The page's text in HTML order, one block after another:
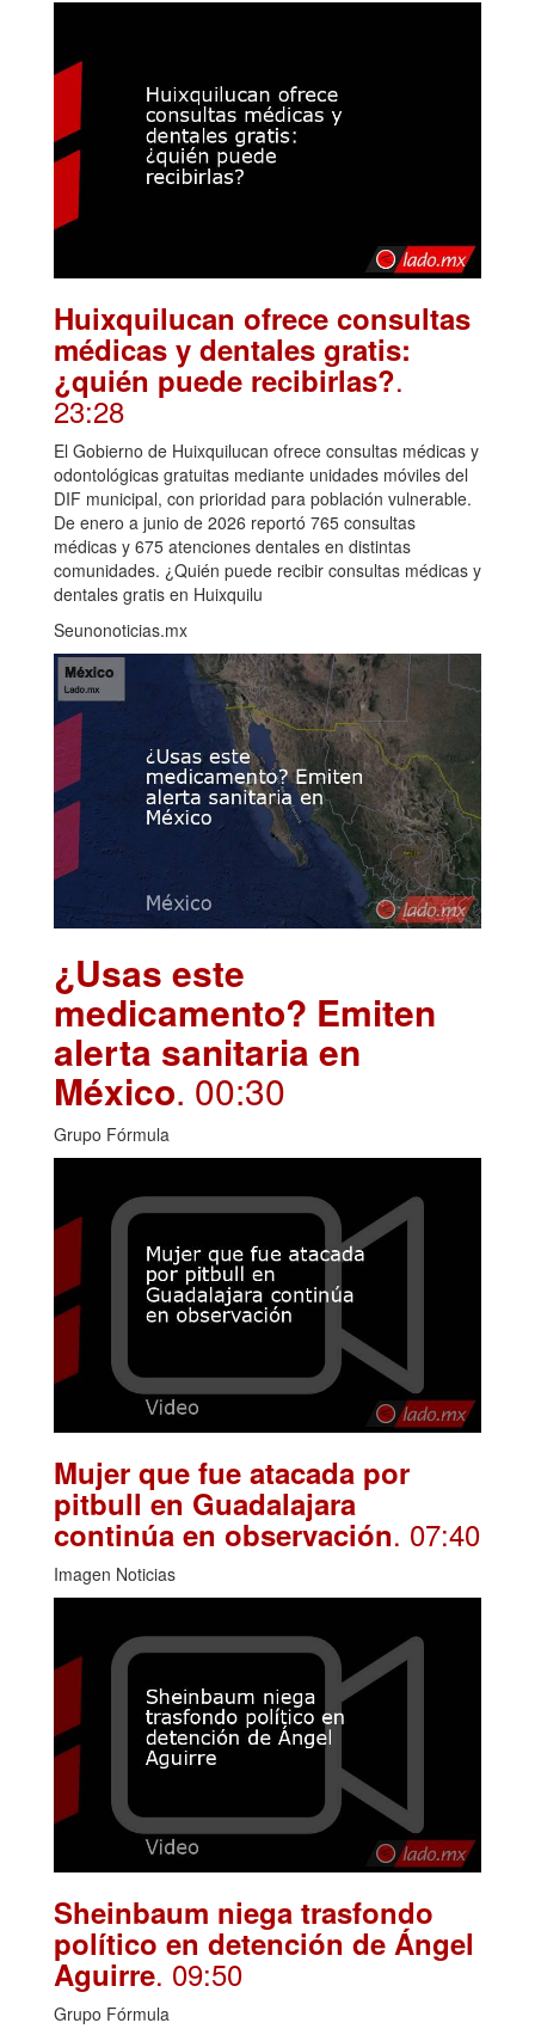
Huixquilucan ofrece consultas
médicas y dentales gratis:
¿quién puede recibirlas?.
23:28
El Gobierno de Huixquilucan ofrece consultas médicas y
odontológicas gratuitas mediante unidades móviles del
DIF municipal, con prioridad para población vulnerable.
De enero a junio de 2026 reportó 765 consultas
médicas y 675 atenciones dentales en distintas
comunidades. ¿Quién puede recibir consultas médicas y
dentales gratis en Huixquilu
Seunonoticias.mx
¿Usas este
medicamento? Emiten
alerta sanitaria en
México. 00:30
Grupo Fórmula
Mujer que fue atacada por
pitbull en Guadalajara
continúa en observación. 07:40
Imagen Noticias
Sheinbaum niega trasfondo
político en detención de Ángel
Aguirre. 09:50
Grupo Fórmula